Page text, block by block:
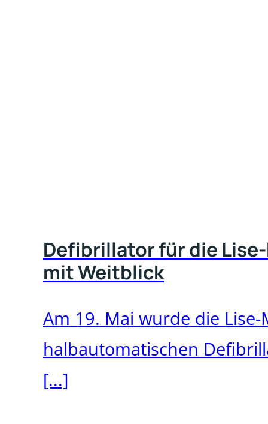
Defibrillator für die
mit Weitblick
Am 19. Mai wurde die
halbautomatischen
[...]